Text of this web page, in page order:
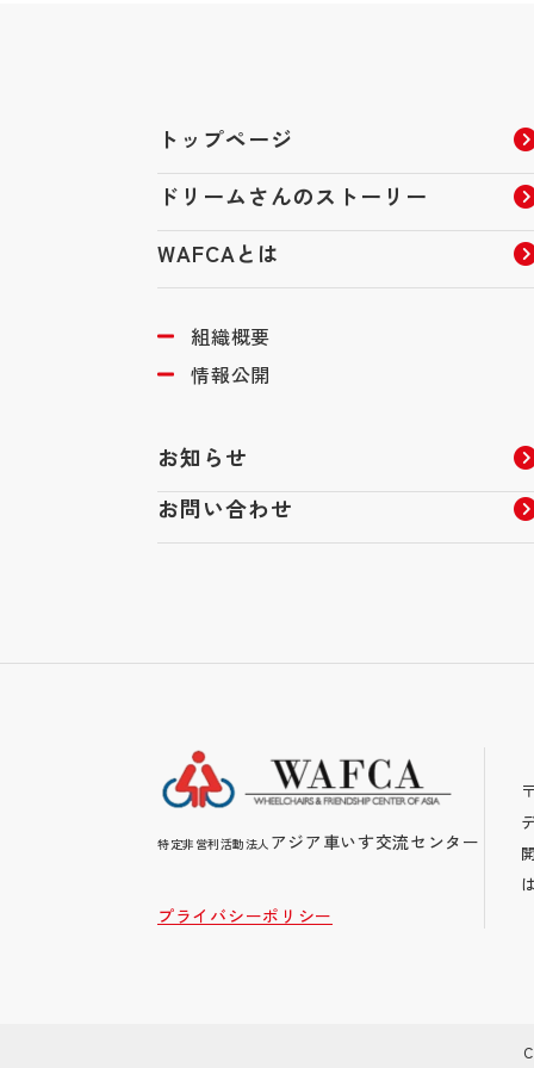
トップページ
ドリームさんのストーリー
WAFCAとは
組織概要
情報公開
お知らせ
お問い合わせ
特定非営利活動法人 アジア車いす交流センター
プライバシーポリシー